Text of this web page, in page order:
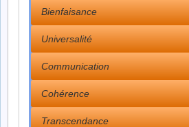
Bienfaisance
Universalité
Communication
Cohérence
Transcendance